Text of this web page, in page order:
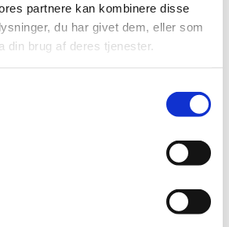
partnere kan kombinere disse
du har givet dem, eller som
din brug af deres tjenester.